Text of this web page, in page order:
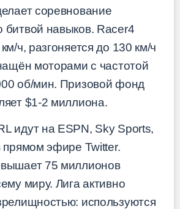
соревнование
битвой навыков. Racer4
ч, разгоняется до 130 км/ч
моторами с частотой
об/мин. Призовой фонд
$1-2 миллиона.
идут на ESPN, Sky Sports,
прямом эфире Twitter.
75 миллионов
миру. Лига активно
используются